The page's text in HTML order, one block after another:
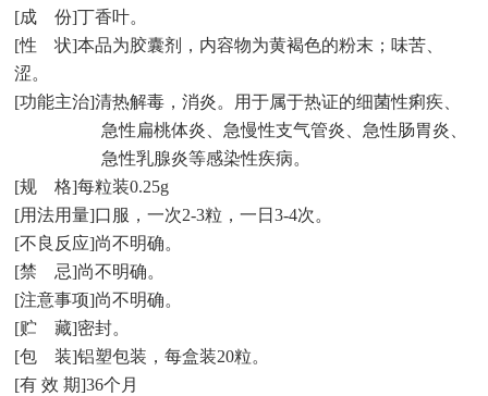
[成 份]丁香叶。
[性 状]本品为胶囊剂，内容物为黄褐色的粉末；味苦、
涩。
[功能主治]清热解毒，消炎。用于属于热证的细菌性痢疾、
急性扁桃体炎、急慢性支气管炎、急性肠胃炎、
急性乳腺炎等感染性疾病。
[规 格]每粒装0.25g
[用法用量]口服，一次2-3粒，一日3-4次。
[不良反应]尚不明确。
[禁 忌]尚不明确。
[注意事项]尚不明确。
[贮 藏]密封。
[包 装]铝塑包装，每盒装20粒。
[有 效 期]36个月